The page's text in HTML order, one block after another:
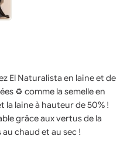
El Naturalista en laine et de
♻ comme la semelle en
la laine à hauteur de 50% !
grâce aux vertus de la
chaud et au sec !